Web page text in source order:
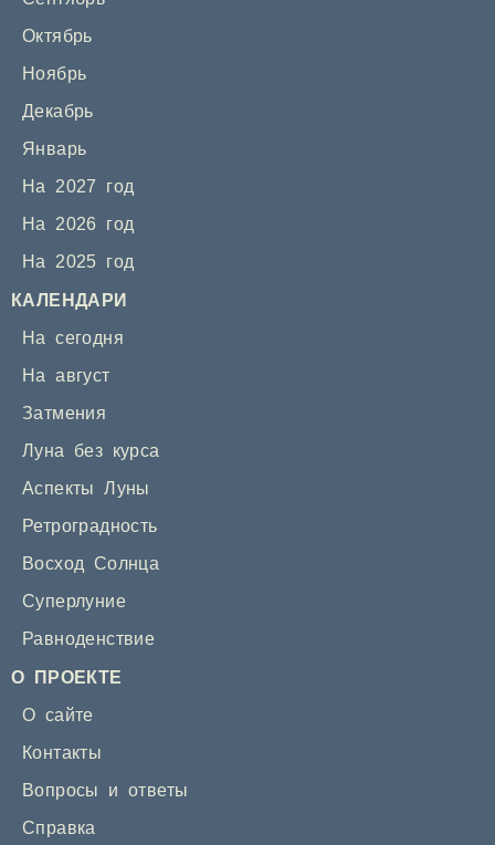
Октябрь
Ноябрь
Декабрь
Январь
На 2027 год
На 2026 год
На 2025 год
КАЛЕНДАРИ
На сегодня
На август
Затмения
Луна без курса
Аспекты Луны
Ретроградность
Восход Солнца
Суперлуние
Равноденствие
О ПРОЕКТЕ
О сайте
Контакты
Вопросы и ответы
Справка